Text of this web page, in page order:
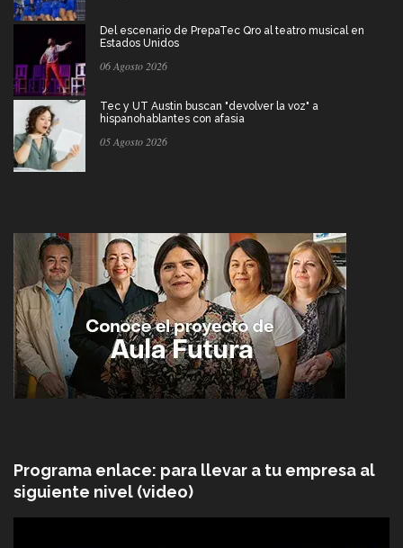
Del escenario de PrepaTec Qro al teatro musical en
Estados Unidos
06 Agosto 2026
Tec y UT Austin buscan "devolver la voz" a
hispanohablantes con afasia
05 Agosto 2026
Programa enlace: para llevar a tu empresa al
siguiente nivel (video)